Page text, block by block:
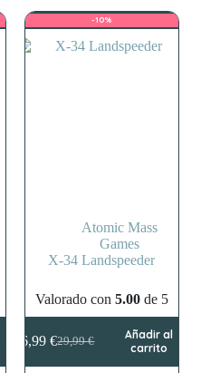
-10%
Atomic Mass
Games
X-34 Landspeeder
Valorado con 5.00de 5
29,99€
El
precio
26,99€El
precio
Añadir al
carrito